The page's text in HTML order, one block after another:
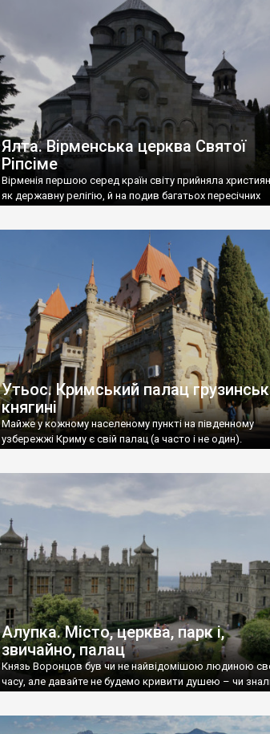
називаються «повстяками» (postaki)…” “Вино. Крим
виробляє відмінне вино і його вдосталь: воно все
легке біле і дуже […]
Ялта. Вірменська церква Святої
Ріпсіме
Вірменія першою серед країн світу прийняла
як державну релігію, й на подив багатьох пересічних
Утьос. Кримський палац
княгині
Майже у кожному населеному пункті на південному
узбережжі Криму є свій палац (а часто і не один).
Алупка. Місто, церква, парк і,
звичайно, палац
Князь Воронцов був чи не найвідомішою людиною
часу, але давайте не будемо кривити душею – чи